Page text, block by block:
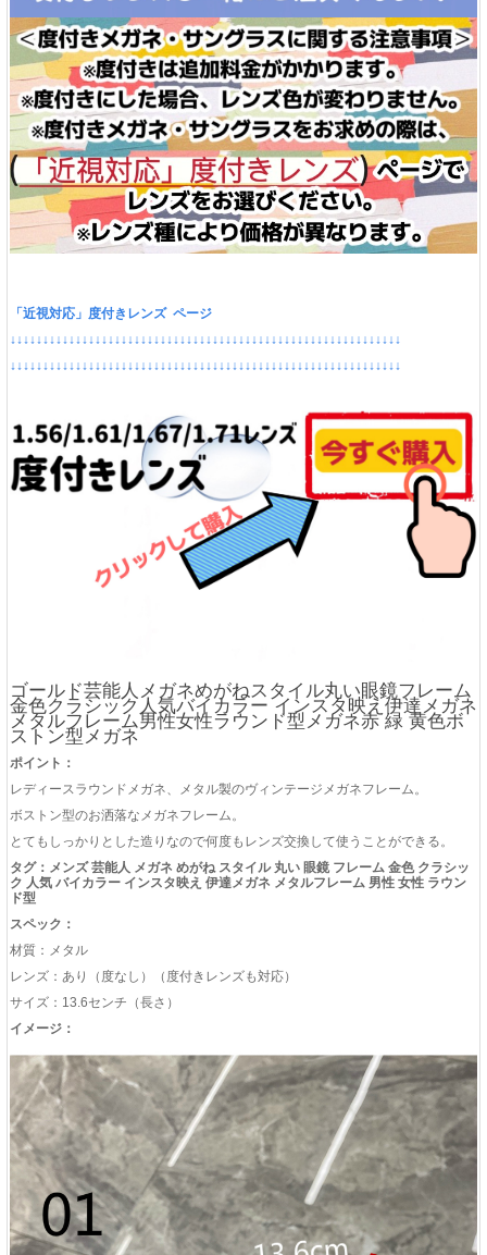
「近視対応」度付きレンズ ページ
↓↓↓↓↓↓↓↓↓↓↓↓↓↓↓↓↓↓↓↓↓↓↓↓↓↓↓↓↓↓↓↓↓↓↓↓↓↓↓↓↓↓↓↓↓↓↓↓↓↓↓↓↓↓↓↓↓↓↓↓
↓↓↓↓↓↓↓↓↓↓↓↓↓↓↓↓↓↓↓↓↓↓↓↓↓↓↓↓↓↓↓↓↓↓↓↓↓↓↓↓↓↓↓↓↓↓↓↓↓↓↓↓↓↓↓↓↓↓↓↓
ゴールド芸能人メガネめがねスタイル丸い眼鏡フレーム
金色クラシック人気バイカラー インスタ映え伊達メガネ
メタルフレーム男性女性ラウンド型メガネ赤 緑 黄色ボ
ストン型メガネ
ポイント：
レディースラウンドメガネ、メタル製のヴィンテージメガネフレーム。
ボストン型のお洒落なメガネフレーム。
とてもしっかりとした造りなので何度もレンズ交換して使うことができる。
タグ：メンズ 芸能人 メガネ めがね スタイル 丸い 眼鏡 フレーム 金色 クラシッ
ク 人気 バイカラー インスタ映え 伊達メガネ メタルフレーム 男性 女性 ラウン
ド型
スペック：
材質：メタル
レンズ：あり（度なし）（度付きレンズも対応）
サイズ：13.6センチ（長さ）
イメージ：